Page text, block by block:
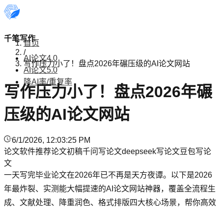
千笔写作
AI论文4.0
AI论文5.0
降AI率/重复率
首页
/
写作压力小了！盘点2026年碾压级的AI论文网站
写作压力小了！盘点2026年碾
压级的AI论文网站
6/1/2026, 12:03:25 PM
论文软件推荐论文初稿千问写论文deepseek写论文豆包写论
文
一天写完毕业论文在2026年已不再是天方夜谭。以下是2026
年最炸裂、实测能大幅提速的AI论文网站神器，覆盖全流程生
成、文献处理、降重润色、格式排版四大核心场景，帮你高效